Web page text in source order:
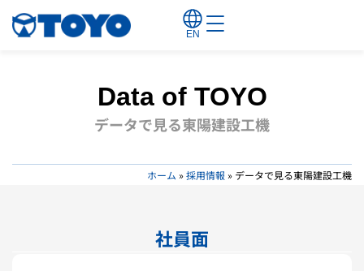
EN
Data of TOYO
データで見る東陽建設工機
ホーム »採用情報 » データで見る東陽建設工機
社員面